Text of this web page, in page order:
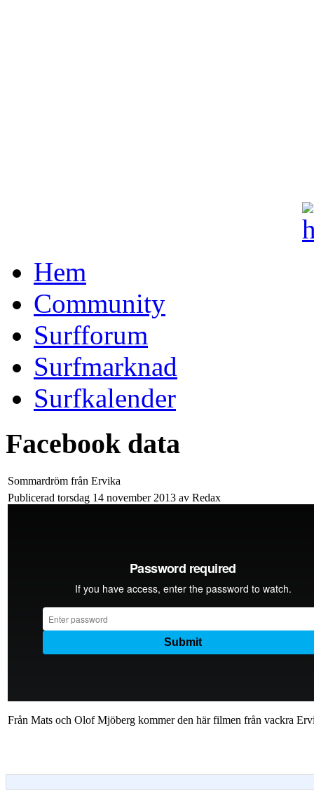
Hem
Community
Surfforum
Surfmarknad
Surfkalender
Facebook data
Sommardröm från Ervika
Publicerad torsdag 14 november 2013 av Redax
Från Mats och Olof Mjöberg kommer den här filmen från vackra